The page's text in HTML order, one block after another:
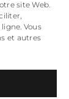
site Web.
Vous
et autres